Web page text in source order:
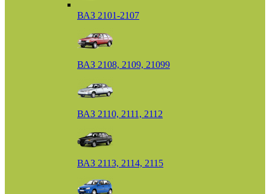
ВАЗ 2101-2107
ВАЗ 2108, 2109, 21099
ВАЗ 2110, 2111, 2112
ВАЗ 2113, 2114, 2115